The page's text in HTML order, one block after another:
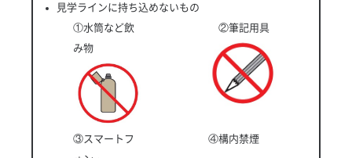
見学ラインに持ち込めないもの
①水筒など飲
み物
②筆記用具
③スマートフ
④構内禁煙